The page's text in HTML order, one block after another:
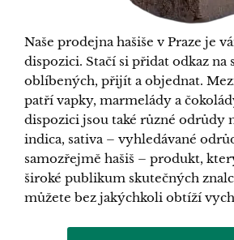
Naše prodejna hašiše v Praze je
dispozici. Stačí si přidat odkaz na
oblíbených, přijít a objednat.
patří vapky, marmelády a
dispozici jsou také různé odrůdy
indica, sativa – vyhledávané
samozřejmě hašiš – produkt,
široké publikum skutečných
můžete bez jakýchkoli obtíží